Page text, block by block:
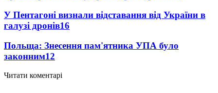
У Пентагоні визнали відставання від України в
галузі дронів16
Польща: Знесення пам'ятника УПА було
законним12
Читати коментарі